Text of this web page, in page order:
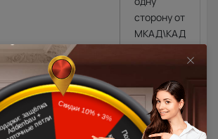
сторону от
МКАД\КАД
осуществляется по тарифам нашего
или, при заказе через запрос с
менеджером интернет-